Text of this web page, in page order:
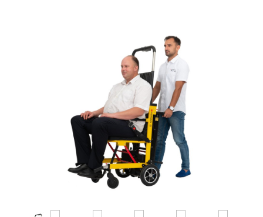
Pomůcky dle zaměření
Pomůcky dle diagnózy
AKCE a SLEVY
Doprava a služby